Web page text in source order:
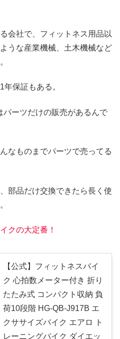
会社で、フィットネス用品以
うな産業機械、土木機械など
保証もある。
パーツだけの販売があるんで
なものまでパーツで売ってる
部品だけ交換できたら長く使
クの大定番！
【公式】フィットネスバイ
ク 心拍数メーター付き 折り
たたみ式 コンパクト収納 負
荷10段階 HG-QB-J917B エ
クササイズバイク エアロ ト
レーニングバイク ダイエッ